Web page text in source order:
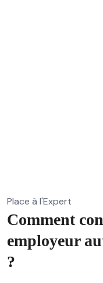
Place à l'Expert
Comment
employeur
?